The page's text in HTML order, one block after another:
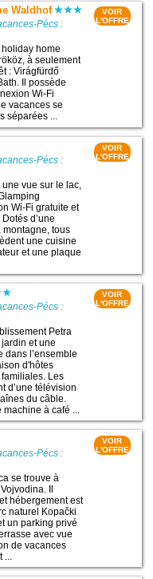
Waldhof
Pécs :
holiday home
à seulement
: Virágfürdő
Il possède
Wi-Fi
vacances se
séparées ...
VOIR
L'OFFRE
Pécs :
vue sur le lac,
Wi-Fi gratuite et
d’une
montagne, tous
une cuisine
et une plaque
VOIR
L'OFFRE
Pécs :
Petra
et une
dans l’ensemble
d'hôtes
Les
d’une télévision
du câble.
à café ...
VOIR
L'OFFRE
Pécs :
se trouve à
Il
hébergement est
naturel Kopački
un parking privé
avec vue
de vacances
...
VOIR
L'OFFRE